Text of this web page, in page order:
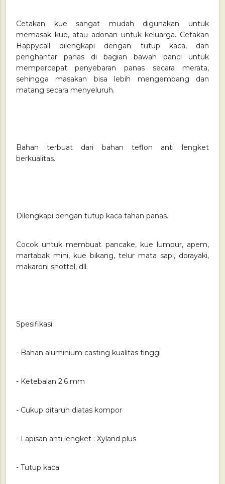
Cetakan kue sangat mudah digunakan untuk
memasak kue, atau adonan untuk keluarga. Cetakan
Happycall dilengkapi dengan tutup kaca, dan
penghantar panas di bagian bawah panci untuk
mempercepat penyebaran panas secara merata,
sehingga masakan bisa lebih mengembang dan
matang secara menyeluruh.
Bahan terbuat dari bahan teflon anti lengket
berkualitas.
Dilengkapi dengan tutup kaca tahan panas.
Cocok untuk membuat pancake, kue lumpur, apem,
martabak mini, kue bikang, telur mata sapi, dorayaki,
makaroni shottel, dll.
Spesifikasi :
- Bahan aluminium casting kualitas tinggi
- Ketebalan 2.6 mm
- Cukup ditaruh diatas kompor
- Lapisan anti lengket : Xyland plus
- Tutup kaca